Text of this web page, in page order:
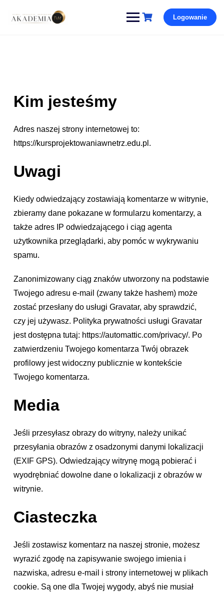
Logowanie
Kim jesteśmy
Adres naszej strony internetowej to:
https://kursprojektowaniawnetrz.edu.pl.
Uwagi
Kiedy odwiedzający zostawiają komentarze w witrynie,
zbieramy dane pokazane w formularzu komentarzy, a
także adres IP odwiedzającego i ciąg agenta
użytkownika przeglądarki, aby pomóc w wykrywaniu
spamu.
Zanonimizowany ciąg znaków utworzony na podstawie
Twojego adresu e-mail (zwany także hashem) może
zostać przesłany do usługi Gravatar, aby sprawdzić,
czy jej używasz. Polityka prywatności usługi Gravatar
jest dostępna tutaj: https://automattic.com/privacy/. Po
zatwierdzeniu Twojego komentarza Twój obrazek
profilowy jest widoczny publicznie w kontekście
Twojego komentarza.
Media
Jeśli przesyłasz obrazy do witryny, należy unikać
przesyłania obrazów z osadzonymi danymi lokalizacji
(EXIF GPS). Odwiedzający witrynę mogą pobierać i
wyodrębniać dowolne dane o lokalizacji z obrazów w
witrynie.
Ciasteczka
Jeśli zostawisz komentarz na naszej stronie, możesz
wyrazić zgodę na zapisywanie swojego imienia i
nazwiska, adresu e-mail i strony internetowej w plikach
cookie. Są one dla Twojej wygody, abyś nie musiał